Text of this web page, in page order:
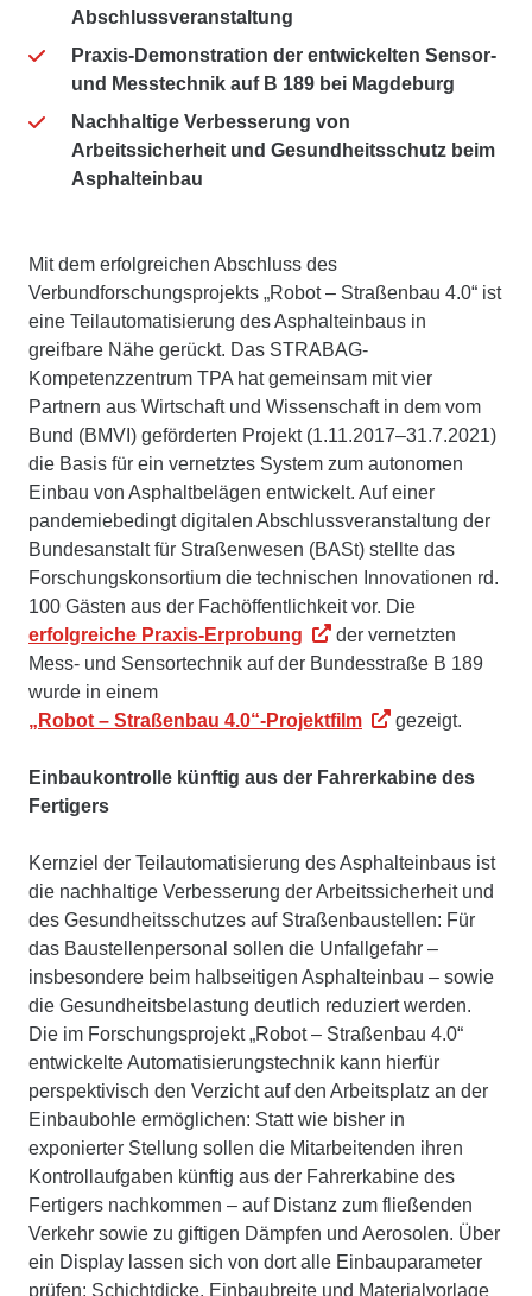
Abschlussveranstaltung
Praxis-Demonstration der entwickelten Sensor-
und Messtechnik auf B 189 bei Magdeburg
Nachhaltige Verbesserung von
Arbeitssicherheit und Gesundheitsschutz beim
Asphalteinbau
Mit dem erfolgreichen Abschluss des
Verbundforschungsprojekts „Robot – Straßenbau 4.0“ ist
eine Teilautomatisierung des Asphalteinbaus in
greifbare Nähe gerückt. Das STRABAG-
Kompetenzzentrum TPA hat gemeinsam mit vier
Partnern aus Wirtschaft und Wissenschaft in dem vom
Bund (BMVI) geförderten Projekt (1.11.2017–31.7.2021)
die Basis für ein vernetztes System zum autonomen
Einbau von Asphaltbelägen entwickelt. Auf einer
pandemiebedingt digitalen Abschlussveranstaltung der
Bundesanstalt für Straßenwesen (BASt) stellte das
Forschungskonsortium die technischen Innovationen rd.
100 Gästen aus der Fachöffentlichkeit vor. Die
erfolgreiche Praxis-Erprobung
der vernetzten
Mess- und Sensortechnik auf der Bundesstraße B 189
wurde in einem
„Robot – Straßenbau 4.0“-Projektfilm
gezeigt.
Einbaukontrolle künftig aus der Fahrerkabine des
Fertigers
Kernziel der Teilautomatisierung des Asphalteinbaus ist
die nachhaltige Verbesserung der Arbeitssicherheit und
des Gesundheitsschutzes auf Straßenbaustellen: Für
das Baustellenpersonal sollen die Unfallgefahr –
insbesondere beim halbseitigen Asphalteinbau – sowie
die Gesundheitsbelastung deutlich reduziert werden.
Die im Forschungsprojekt „Robot – Straßenbau 4.0“
entwickelte Automatisierungstechnik kann hierfür
perspektivisch den Verzicht auf den Arbeitsplatz an der
Einbaubohle ermöglichen: Statt wie bisher in
exponierter Stellung sollen die Mitarbeitenden ihren
Kontrollaufgaben künftig aus der Fahrerkabine des
Fertigers nachkommen – auf Distanz zum fließenden
Verkehr sowie zu giftigen Dämpfen und Aerosolen. Über
ein Display lassen sich von dort alle Einbauparameter
prüfen: Schichtdicke, Einbaubreite und Materialvorlage